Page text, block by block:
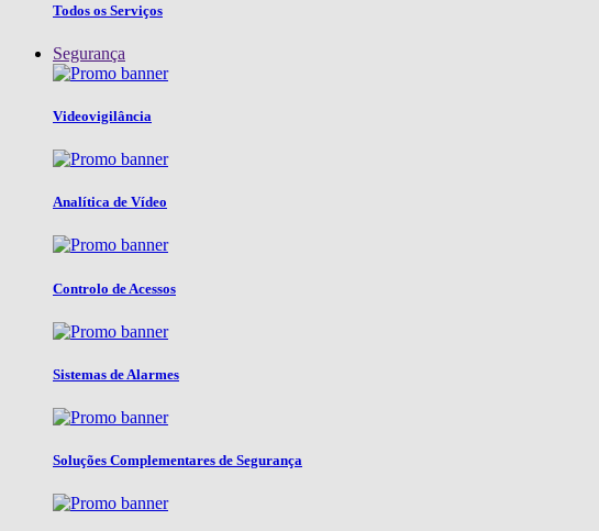
Todos os Serviços
Segurança
Videovigilância
Analítica de Vídeo
Controlo de Acessos
Sistemas de Alarmes
Soluções Complementares de Segurança